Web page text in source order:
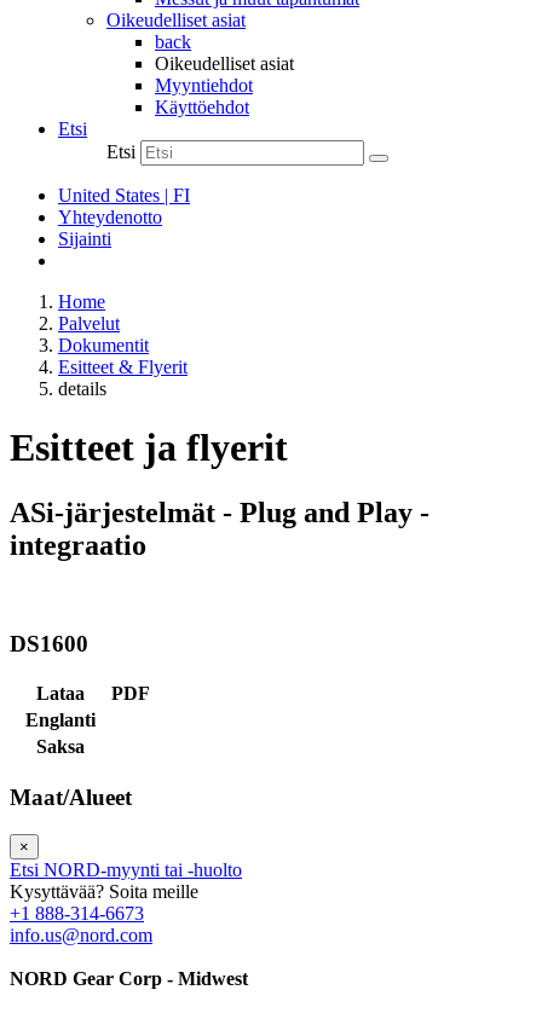
Oikeudelliset asiat
back
Oikeudelliset asiat
Myyntiehdot
Käyttöehdot
Etsi
Etsi
United States | FI
Yhteydenotto
Sijainti
Home
Palvelut
Dokumentit
Esitteet & Flyerit
details
Esitteet ja flyerit
ASi-järjestelmät - Plug and Play -
integraatio
DS1600
Lataa
PDF
Englanti
Saksa
Maat/Alueet
×
Etsi NORD-myynti tai -huolto
Kysyttävää? Soita meille
+1 888-314-6673
info.us@nord.com
NORD Gear Corp - Midwest